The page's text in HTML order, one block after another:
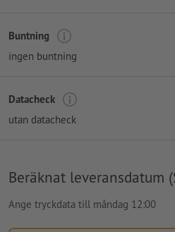
Buntning
ingen buntning
Datacheck
utan datacheck
Beräknat leveransdatum
Ange tryckdata till måndag 12:00